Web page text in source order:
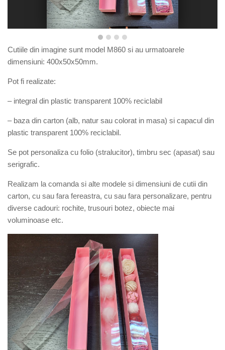
Cutiile din imagine sunt model M860 si au urmatoarele
dimensiuni: 400x50x50mm.
Pot fi realizate:
– integral din plastic transparent 100% reciclabil
– baza din carton (alb, natur sau colorat in masa) si capacul din
plastic transparent 100% reciclabil.
Se pot personaliza cu folio (stralucitor), timbru sec (apasat) sau
serigrafic.
Realizam la comanda si alte modele si dimensiuni de cutii din
carton, cu sau fara fereastra, cu sau fara personalizare, pentru
diverse cadouri: rochite, trusouri botez, obiecte mai
voluminoase etc.